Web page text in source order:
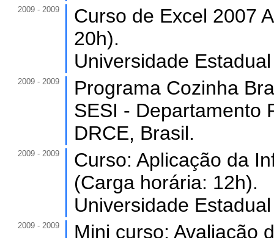
2009 - 2009
Curso de Excel 2007
20h).
Universidade
2009 - 2009
Programa Cozinha
SESI - Departamento
DRCE, Brasil.
2009 - 2009
Curso: Aplicação da
(Carga horária: 12h).
Universidade
2009 - 2009
Mini curso: Avaliação